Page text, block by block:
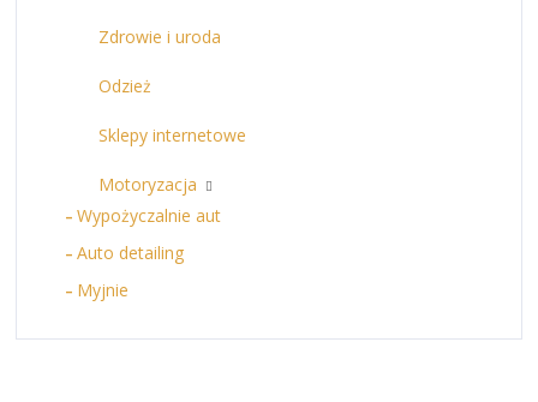
Zdrowie i uroda
Odzież
Sklepy internetowe
Motoryzacja
Wypożyczalnie aut
Auto detailing
Myjnie